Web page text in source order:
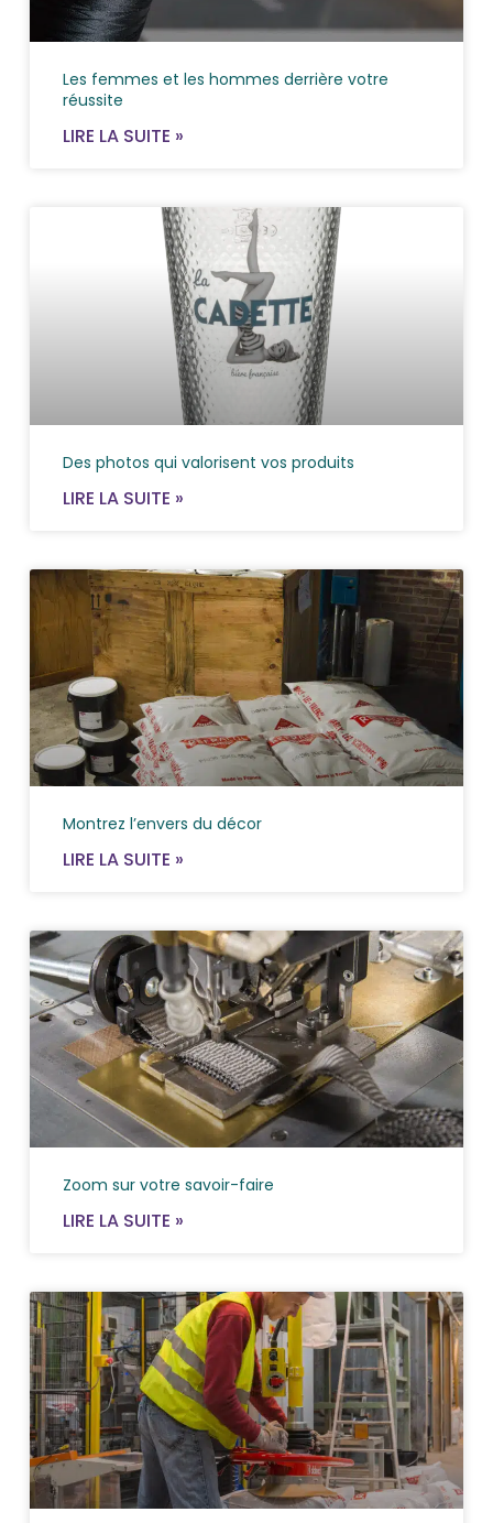
Les femmes et les hommes derrière votre
réussite
LIRE LA SUITE »
Des photos qui valorisent vos produits
LIRE LA SUITE »
Montrez l’envers du décor
LIRE LA SUITE »
Zoom sur votre savoir-faire
LIRE LA SUITE »